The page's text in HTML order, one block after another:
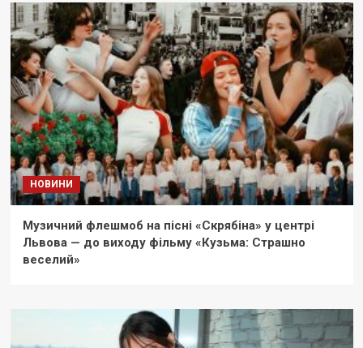
НОВИНИ
Музичний флешмоб на пісні «Скрябіна» у центрі
Львова — до виходу фільму «Кузьма: Страшно
веселий»